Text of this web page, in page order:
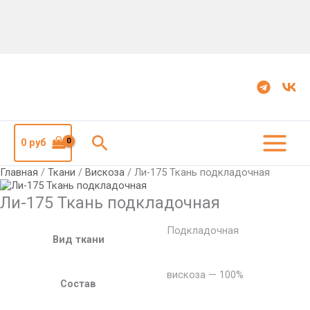
0руб Поиск
Главная / Ткани / Вискоза / Ли-175 Ткань подкладочная
Ли-175 Ткань подкладочная
Вид ткани
Подкладочная
Состав
вискоза — 100%